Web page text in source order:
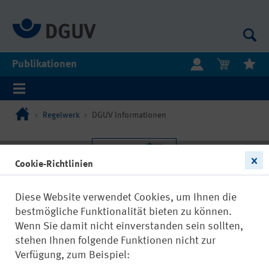
Publikationen
Regelwerk DGUV Informationen
Cookie-Richtlinien
Diese Website verwendet Cookies, um Ihnen die
bestmögliche Funktionalität bieten zu können.
Wenn Sie damit nicht einverstanden sein sollten,
stehen Ihnen folgende Funktionen nicht zur
Verfügung, zum Beispiel: